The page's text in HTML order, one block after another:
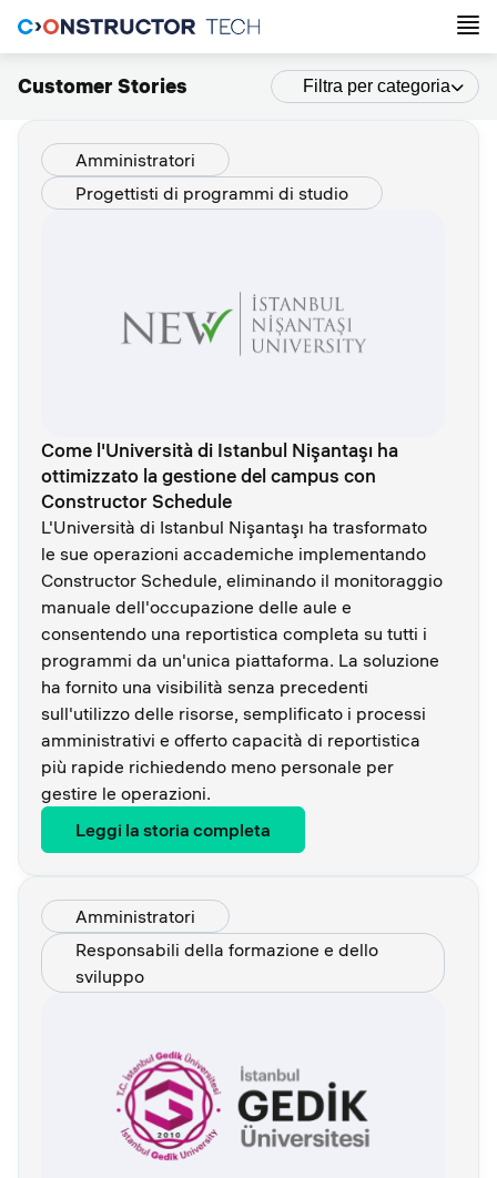
Customer Stories Filtra per categoria
Amministratori
Progettisti di programmi di studio
Come l'Università di Istanbul Nişantaşı ha
ottimizzato la gestione del campus con
Constructor Schedule
L'Università di Istanbul Nişantaşı ha trasformato
le sue operazioni accademiche implementando
Constructor Schedule, eliminando il monitoraggio
manuale dell'occupazione delle aule e
consentendo una reportistica completa su tutti i
programmi da un'unica piattaforma. La soluzione
ha fornito una visibilità senza precedenti
sull'utilizzo delle risorse, semplificato i processi
amministrativi e offerto capacità di reportistica
più rapide richiedendo meno personale per
gestire le operazioni.
Leggi la storia completa
Amministratori
Responsabili della formazione e dello
sviluppo